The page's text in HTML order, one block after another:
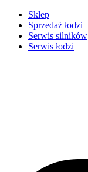
Przejdź
treści
Sklep
Sprzedaż łodzi
Serwis silników
Serwis łodzi